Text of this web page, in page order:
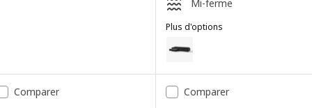
Mi-ferme
Plus d'options
Option : LANDSKRONA,
Option : LANDSKRONA,
Option : LANDSKRONA,
Comparer Comparer